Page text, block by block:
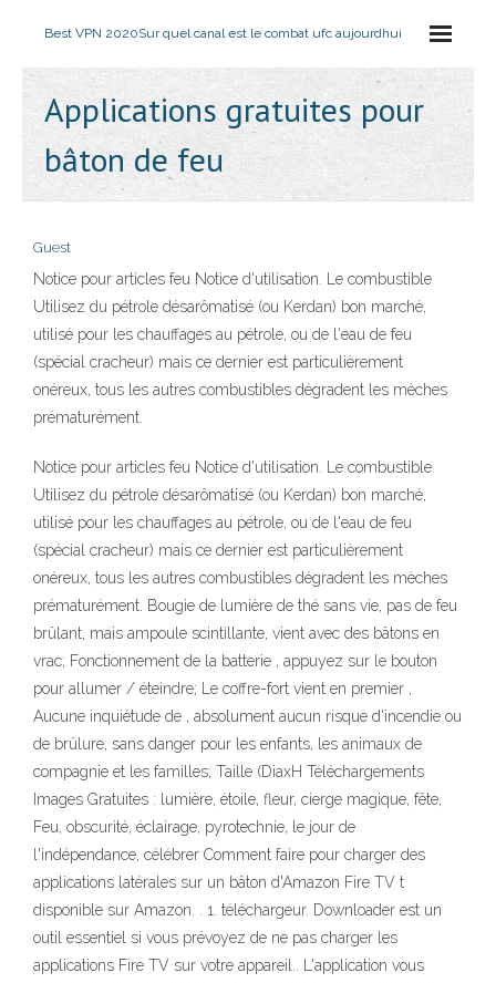
Best VPN 2020Sur quel canal est le combat ufc aujourdhui
Applications gratuites pour
bâton de feu
Guest
Notice pour articles feu Notice d'utilisation. Le combustible
Utilisez du pétrole désarômatisé (ou Kerdan) bon marché,
utilisé pour les chauffages au pétrole, ou de l'eau de feu
(spécial cracheur) mais ce dernier est particulièrement
onéreux, tous les autres combustibles dégradent les mèches
prématurément.
Notice pour articles feu Notice d'utilisation. Le combustible
Utilisez du pétrole désarômatisé (ou Kerdan) bon marché,
utilisé pour les chauffages au pétrole, ou de l'eau de feu
(spécial cracheur) mais ce dernier est particulièrement
onéreux, tous les autres combustibles dégradent les mèches
prématurément. Bougie de lumière de thé sans vie, pas de feu
brûlant, mais ampoule scintillante, vient avec des bâtons en
vrac; Fonctionnement de la batterie , appuyez sur le bouton
pour allumer / éteindre; Le coffre-fort vient en premier ,
Aucune inquiétude de , absolument aucun risque d'incendie ou
de brûlure, sans danger pour les enfants, les animaux de
compagnie et les familles; Taille (DiaxH Téléchargements
Images Gratuites : lumière, étoile, fleur, cierge magique, fête,
Feu, obscurité, éclairage, pyrotechnie, le jour de
l'indépendance, célébrer Comment faire pour charger des
applications latérales sur un bâton d'Amazon Fire TV t
disponible sur Amazon. . 1. téléchargeur. Downloader est un
outil essentiel si vous prévoyez de ne pas charger les
applications Fire TV sur votre appareil.. L'application vous